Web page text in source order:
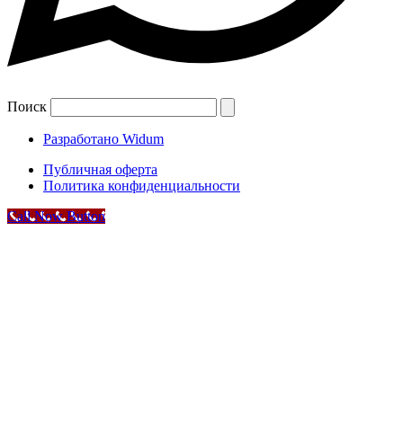
Поиск
Разработано Widum
Публичная оферта
Политика конфиденциальности
Call Now Button